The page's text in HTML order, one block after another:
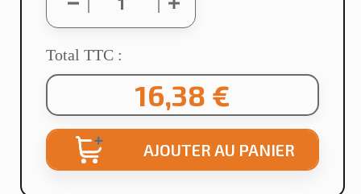
Total TTC :
16,38 €
AJOUTER AU PANIER